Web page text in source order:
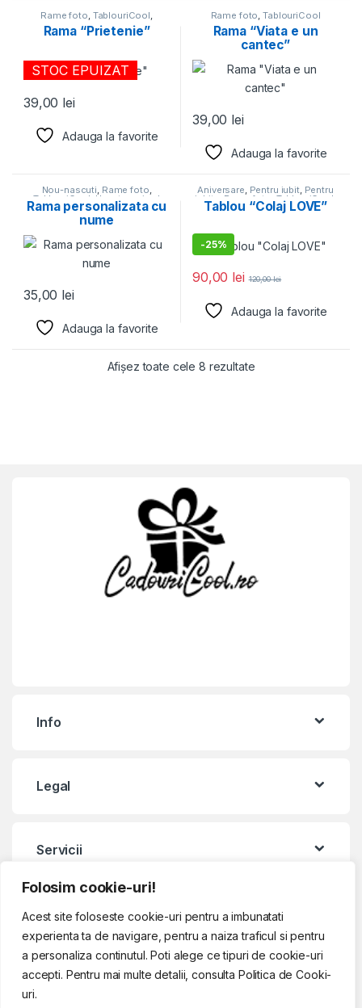
Folosim cookie-uri!
Acest site foloseste cookie-uri pentru a imbunatati
experienta ta de navigare, pentru a naiza traficul si pentru
a personaliza continutul. Poti alege ce tipuri de cookie-uri
accepti. Pentru mai multe detalii, consulta Politica de Cooki-
uri.
Rame foto TablouriCool
Uncategorized
Rama “Prietenie”
STOC EPUIZAT
39,00 lei
Adauga la favorite
Rame foto ,TablouriCool
Rama “Viata e un
cantec”
39,00 lei
Adauga la favorite
Nou-nascuti, Rame foto,
TablouriCool Uncategorized
Rama personalizata cu
nume
35,00 lei
Adauga la favorite
Aniversare, Pentru iubit, Pentru
iubita , Rame foto ,TablouriCool
Valentine's Day
Tablou “Colaj LOVE”
-25%
90,00 lei 120,00lei
Adauga la favorite
Afișez toate cele 8 rezultate
Info
Legal
Servicii
Contact & Program